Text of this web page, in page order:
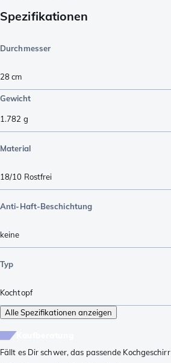
Spezifikationen
Durchmesser
28 cm
Gewicht
1.782 g
Material
18/10 Rostfrei
Anti-Haft-Beschichtung
keine
Typ
Kochtopf
Alle Spezifikationen anzeigen
Fällt es Dir schwer, das passende